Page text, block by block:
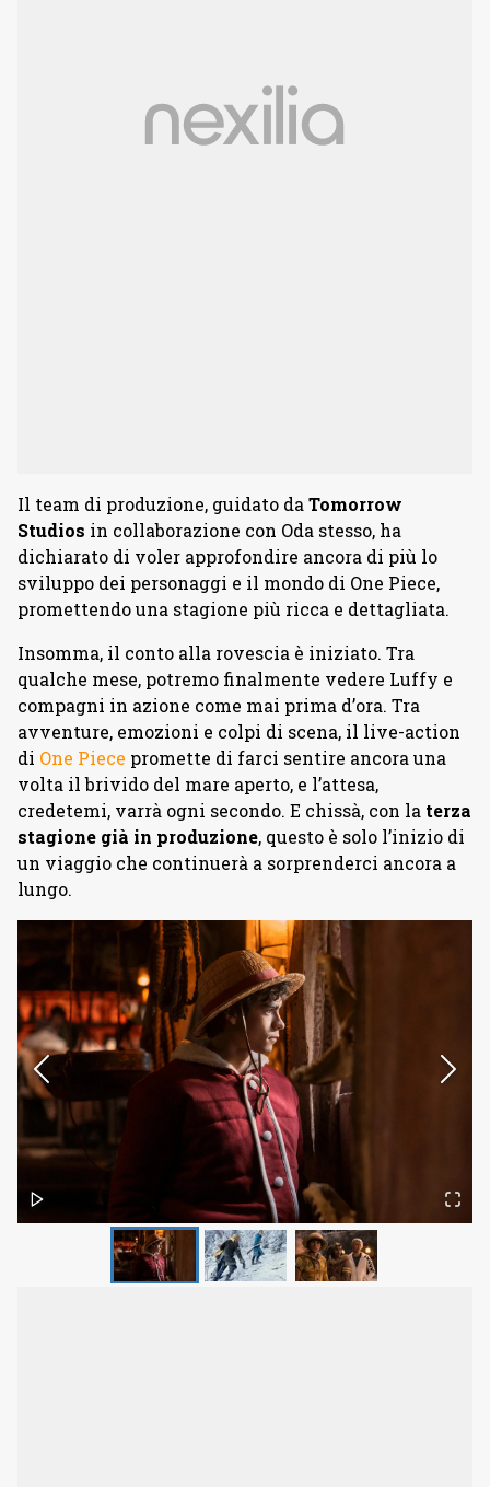
Il team di produzione, guidato da Tomorrow
Studios in collaborazione con Oda stesso, ha
dichiarato di voler approfondire ancora di più lo
sviluppo dei personaggi e il mondo di One Piece,
promettendo una stagione più ricca e dettagliata.
Insomma, il conto alla rovescia è iniziato. Tra
qualche mese, potremo finalmente vedere Luffy e
compagni in azione come mai prima d’ora. Tra
avventure, emozioni e colpi di scena, il live-action
di One Piece promette di farci sentire ancora una
volta il brivido del mare aperto, e l’attesa,
credetemi, varrà ogni secondo. E chissà, con la terza
stagione già in produzione, questo è solo l’inizio di
un viaggio che continuerà a sorprenderci ancora a
lungo.